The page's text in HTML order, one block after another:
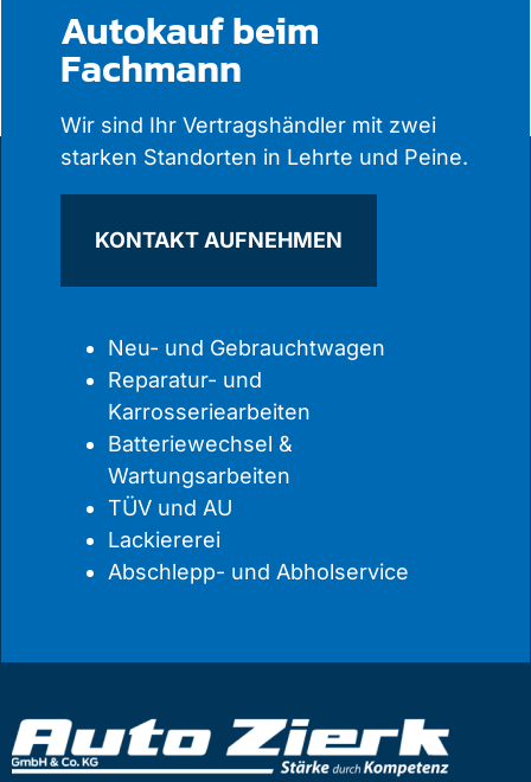
Autokauf beim
Fachmann
Wir sind Ihr Vertragshändler mit zwei
starken Standorten in Lehrte und Peine.
KONTAKT AUFNEHMEN
Neu- und Gebrauchtwagen
Reparatur- und
Karrosseriearbeiten
Batteriewechsel &
Wartungsarbeiten
TÜV und AU
Lackiererei
Abschlepp- und Abholservice